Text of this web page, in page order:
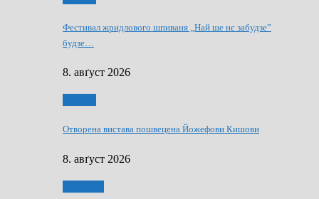
Фестивал жридлового шпиваня „Най ше нє забудзе”
будзе…
8. авґуст 2026
Отворена вистава пошвецена Йожефови Кишови
8. авґуст 2026